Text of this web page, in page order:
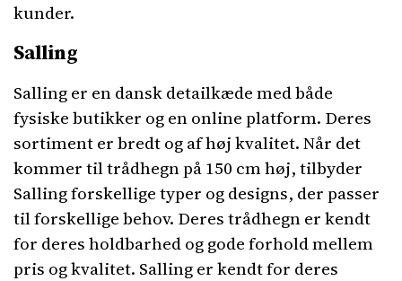
kunder.
Salling
Salling er en dansk detailkæde med både
fysiske butikker og en online platform. Deres
sortiment er bredt og af høj kvalitet. Når det
kommer til trådhegn på 150 cm høj, tilbyder
Salling forskellige typer og designs, der passer
til forskellige behov. Deres trådhegn er kendt
for deres holdbarhed og gode forhold mellem
pris og kvalitet. Salling er kendt for deres